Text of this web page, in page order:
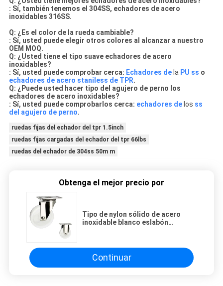
: Sí, también tenemos el 304SS, echadores de acero
inoxidables 316SS.
Q: ¿Es el color de la rueda cambiable?
: Sí, usted puede elegir otros colores al alcanzar a nuestro
OEM MOQ.
Q: ¿Usted tiene el tipo suave echadores de acero
inoxidables?
: Sí, usted puede comprobar cerca: Echadores dela PU ss o
echadores de acero staniless de TPR.
Q: ¿Puede usted hacer tipo del agujero de perno los
echadores de acero inoxidables?
: Sí, usted puede comprobarlos cerca: echadores delos ss
del agujero de perno.
ruedas fijas del echador del tpr 1.5inch
ruedas fijas cargadas del echador del tpr 66lbs
ruedas del echador de 304ss 50m m
Obtenga el mejor precio por
Tipo de nylon sólido de acero
inoxidable blanco eslabón
Continuar